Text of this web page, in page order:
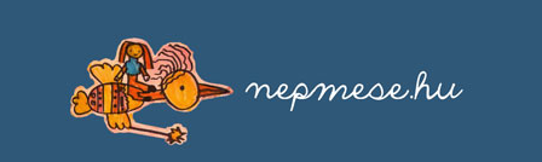
útján terjedő elbeszélésekből,
melyeket olyan ismert gyűjtők
állítottak össze, mint Benedek